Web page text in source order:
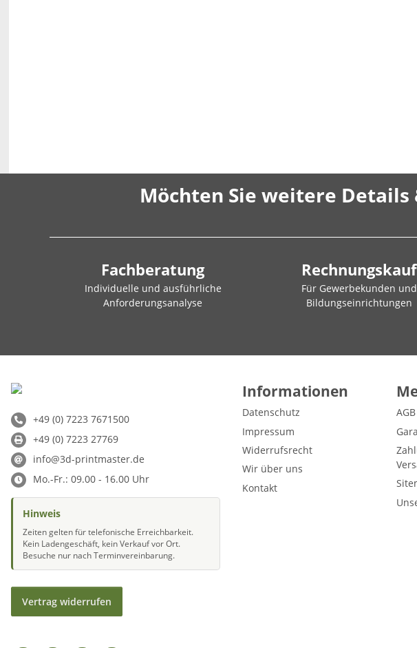
Möchten Sie weitere
Fachberatung
Individuelle und ausführliche
Anforderungsanalyse
Rechnungskauf
Für Gewerbekunden und
Bildungseinrichtungen
+49 (0) 7223 7671500
+49 (0) 7223 27769
info@3d-printmaster.de
Mo.-Fr.: 09.00 - 16.00 Uhr
Hinweis
Zeiten gelten für telefonische Erreichbarkeit.
Kein Ladengeschäft, kein Verkauf vor Ort.
Besuche nur nach Terminvereinbarung.
Informationen
Datenschutz
Impressum
Widerrufsrecht
Wir über uns
Kontakt
AGB
Vertrag widerrufen